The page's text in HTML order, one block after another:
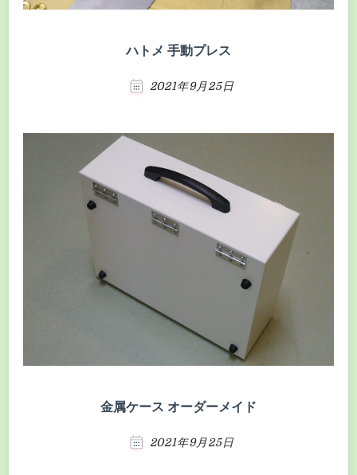
ハトメ 手動プレス
2021年9月25日
金属ケース オーダーメイド
2021年9月25日